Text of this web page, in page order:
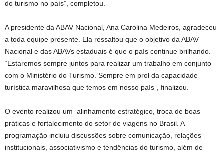
do turismo no país”, completou.
A presidente da ABAV Nacional, Ana Carolina Medeiros, agradeceu
a toda equipe presente. Ela ressaltou que o objetivo da ABAV
Nacional e das ABAVs estaduais é que o país continue brilhando.
“Estaremos sempre juntos para realizar um trabalho em conjunto
com o Ministério do Turismo. Sempre em prol da capacidade
turística maravilhosa que temos em nosso país”, finalizou.
O evento realizou um alinhamento estratégico, troca de boas
práticas e fortalecimento do setor de viagens no Brasil. A
programação incluiu discussões sobre comunicação, relações
institucionais, associativismo e tendências do turismo, além de